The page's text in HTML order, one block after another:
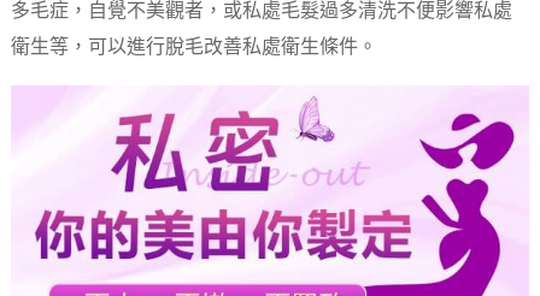
多毛症，自覺不美觀者，或私處毛髮過多清洗不便影響私處
衛生等，可以進行脫毛改善私處衛生條件。